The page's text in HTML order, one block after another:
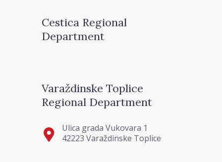
Cestica Regional
Department
Varaždinske Toplice
Regional Department
Ulica grada Vukovara 1
42223 Varaždinske Toplice